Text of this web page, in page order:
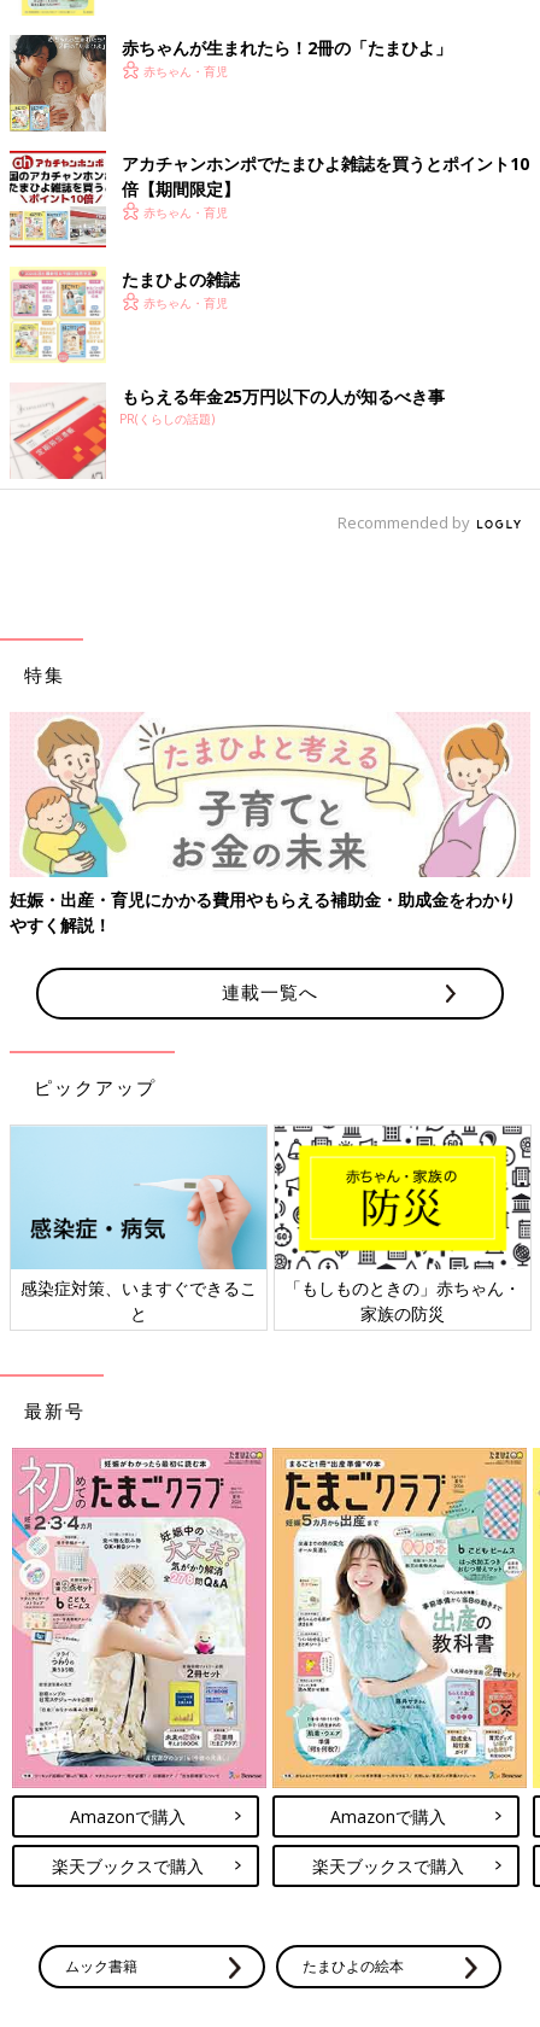
赤ちゃんが生まれたら！2冊の「たまひよ」
赤ちゃん・育児
アカチャンホンポでたまひよ雑誌を買うとポイント10
倍【期間限定】
赤ちゃん・育児
たまひよの雑誌
赤ちゃん・育児
もらえる年金25万円以下の人が知るべき事
PR(くらしの話題)
Recommended by
特集
妊娠・出産・育児にかかる費用やもらえる補助金・助成金をわかり
やすく解説！
連載一覧へ
ピックアップ
感染症対策、いますぐできるこ
と
「もしものときの」赤ちゃん・
家族の防災
最新号
Amazonで購入
楽天ブックスで購入
Amazonで購入
楽天ブックスで購入
ムック書籍 たまひよの絵本